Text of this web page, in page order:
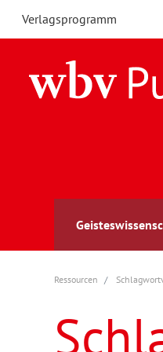
Verlagsprogramm
Archäologie
Berufs- und
Außenwirtschaft
berufsbildung
Ressourcen